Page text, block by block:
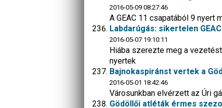
2016-05-09 08:27:46
A GEAC 11 csapatából 9
Labdarúgás: sikertelen
2016-05-07 19:10:11
Hiába szerezte meg a
nyertek
Bajnokaspiránst vertek a
2016-05-01 18:42:46
Városunkban elvérzett az Úri
Gödöllői atléták érmes